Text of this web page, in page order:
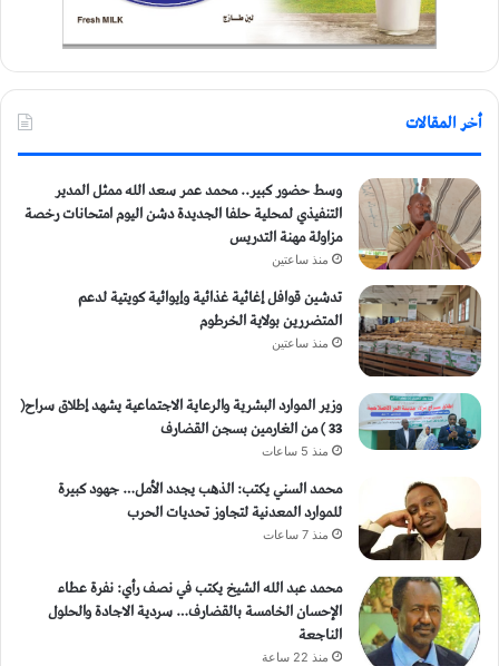
أخر المقالات
وسط حضور كبير.. محمد عمر سعد الله ممثل المدير
التنفيذي لمحلية حلفا الجديدة دشن اليوم امتحانات رخصة
مزاولة مهنة التدريس
منذ ساعتين
تدشين قوافل إغاثية غذائية وإيوائية كويتية لدعم
المتضررين بولاية الخرطوم
منذ ساعتين
وزير الموارد البشرية والرعاية الاجتماعية يشهد إطلاق سراح(
33 ) من الغارمين بسجن القضارف
منذ 5 ساعات
محمد السني يكتب: الذهب يجدد الأمل… جهود كبيرة
للموارد المعدنية لتجاوز تحديات الحرب
منذ 7 ساعات
محمد عبد الله الشيخ يكتب في نصف رأي: نفرة عطاء
الإحسان الخامسة بالقضارف… سردية الاجادة والحلول
الناجعة
منذ 22 ساعة